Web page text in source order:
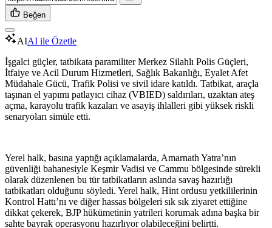
Beğen
AIAI ile Özetle
İşgalci güçler, tatbikata paramiliter Merkez Silahlı Polis Güçleri,
İtfaiye ve Acil Durum Hizmetleri, Sağlık Bakanlığı, Eyalet Afet
Müdahale Gücü, Trafik Polisi ve sivil idare katıldı. Tatbikat, araçla
taşınan el yapımı patlayıcı cihaz (VBIED) saldırıları, uzaktan ateş
açma, karayolu trafik kazaları ve asayiş ihlalleri gibi yüksek riskli
senaryoları simüle etti.
Yerel halk, basına yaptığı açıklamalarda, Amarnath Yatra’nın
güvenliği bahanesiyle Keşmir Vadisi ve Cammu bölgesinde sürekli
olarak düzenlenen bu tür tatbikatların aslında savaş hazırlığı
tatbikatları olduğunu söyledi. Yerel halk, Hint ordusu yetkililerinin
Kontrol Hattı’nı ve diğer hassas bölgeleri sık sık ziyaret ettiğine
dikkat çekerek, BJP hükümetinin yatrileri korumak adına başka bir
sahte bayrak operasyonu hazırlıyor olabileceğini belirtti.